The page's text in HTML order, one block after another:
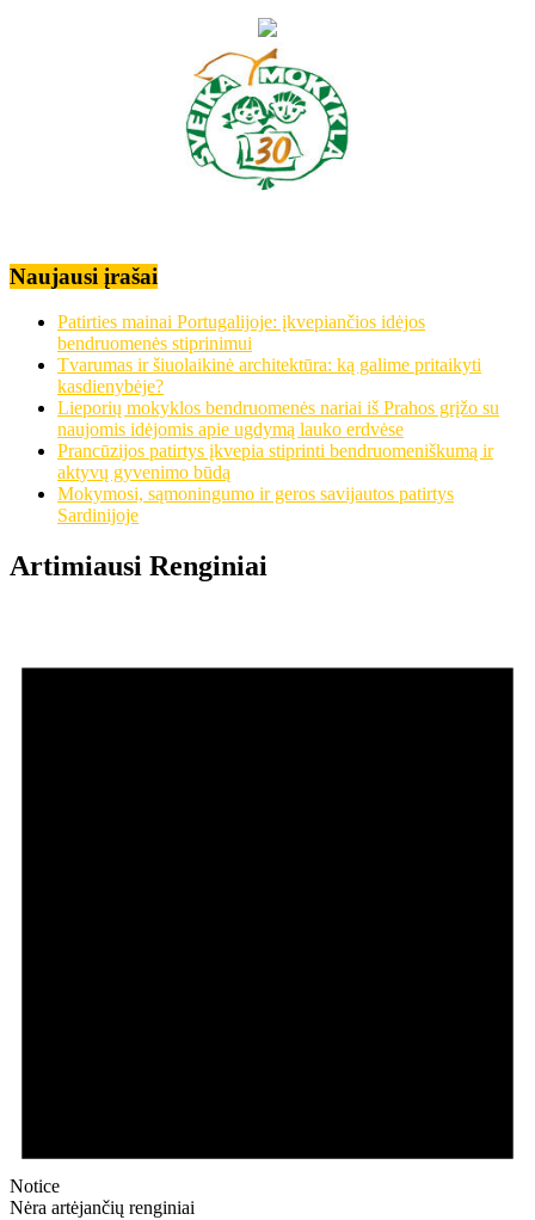
Naujausi įrašai
Patirties mainai Portugalijoje: įkvepiančios idėjos
bendruomenės stiprinimui
Tvarumas ir šiuolaikinė architektūra: ką galime pritaikyti
kasdienybėje?
Lieporių mokyklos bendruomenės nariai iš Prahos grįžo su
naujomis idėjomis apie ugdymą lauko erdvėse
Prancūzijos patirtys įkvepia stiprinti bendruomeniškumą ir
aktyvų gyvenimo būdą
Mokymosi, sąmoningumo ir geros savijautos patirtys
Sardinijoje
Artimiausi Renginiai
Notice
Nėra artėjančių renginiai